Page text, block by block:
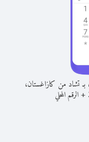
بـ تشاد من كازاغستان،
+الرقم المحلي